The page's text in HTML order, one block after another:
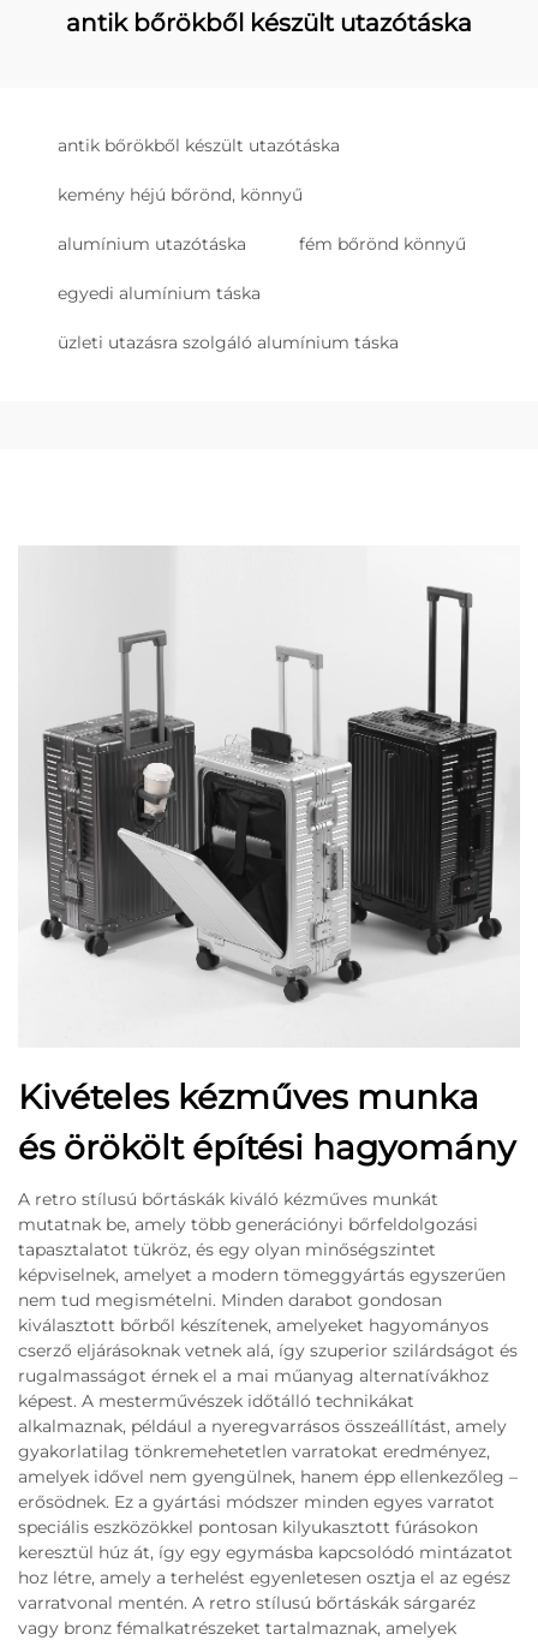
antik bőrökből készült utazótáska
antik bőrökből készült utazótáska
kemény héjú bőrönd, könnyű
alumínium utazótáska fém bőrönd könnyű
egyedi alumínium táska
üzleti utazásra szolgáló alumínium táska
Kivételes kézműves munka
és örökölt építési hagyomány
A retro stílusú bőrtáskák kiváló kézműves munkát
mutatnak be, amely több generációnyi bőrfeldolgozási
tapasztalatot tükröz, és egy olyan minőségszintet
képviselnek, amelyet a modern tömeggyártás egyszerűen
nem tud megismételni. Minden darabot gondosan
kiválasztott bőrből készítenek, amelyeket hagyományos
cserző eljárásoknak vetnek alá, így szuperior szilárdságot és
rugalmasságot érnek el a mai műanyag alternatívákhoz
képest. A mesterművészek időtálló technikákat
alkalmaznak, például a nyeregvarrásos összeállítást, amely
gyakorlatilag tönkremehetetlen varratokat eredményez,
amelyek idővel nem gyengülnek, hanem épp ellenkezőleg –
erősödnek. Ez a gyártási módszer minden egyes varratot
speciális eszközökkel pontosan kilyukasztott fúrásokon
keresztül húz át, így egy egymásba kapcsolódó mintázatot
hoz létre, amely a terhelést egyenletesen osztja el az egész
varratvonal mentén. A retro stílusú bőrtáskák sárgaréz
vagy bronz fémalkatrészeket tartalmaznak, amelyek